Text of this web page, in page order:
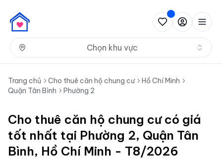
Chọn khu vực
Trang chủ Cho thuê căn hộ chung cư
Hồ Chí Minh
Quận Tân Bình
Phường 2
Cho thuê căn hộ chung cư có giá
tốt nhất tại Phường 2, Quận Tân
Bình, Hồ Chí Minh - T8/2026